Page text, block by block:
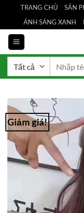
nội
dung
TRANG CHỦ SẢN
ÁNH SÁNG XANH
Giảm giá!